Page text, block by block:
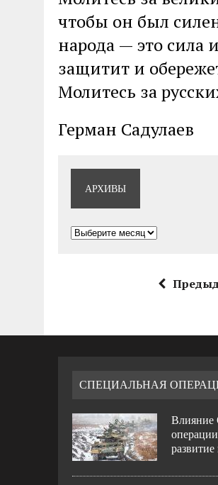
чтобы он был
народа — это сила
защитит и
Молитесь за
Герман Садулаев
АРХИВЫ
Архивы
СПЕЦИАЛЬНАЯ
Влияние